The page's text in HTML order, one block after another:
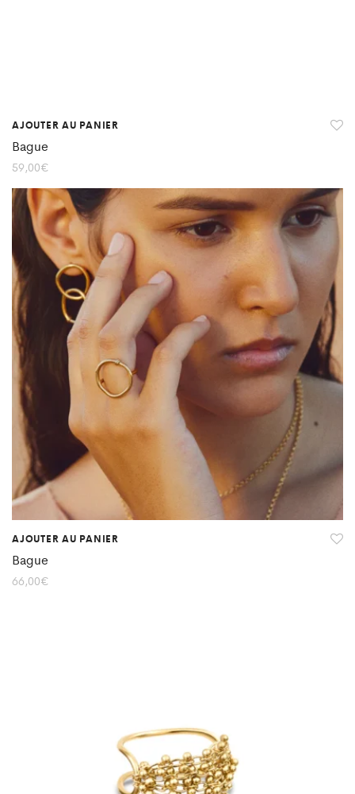
AJOUTER AU PANIER
Bague
59,00€
AJOUTER AU PANIER
Bague
66,00€